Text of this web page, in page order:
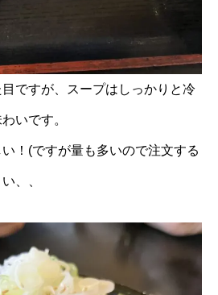
ですが、スープはしっかりと冷
いです。
！(ですが量も多いので注文する
、、